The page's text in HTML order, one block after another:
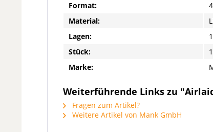
Format:
Material:
Lagen:
Stück:
Marke:
Weiterführende Links zu
Fragen zum Artikel?
Weitere Artikel von Mank GmbH